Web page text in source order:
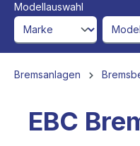
Modellauswahl
brandId
modelId
Bremsanlagen
EBC